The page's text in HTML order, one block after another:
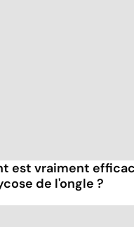
est vraiment
de l'ongle ?